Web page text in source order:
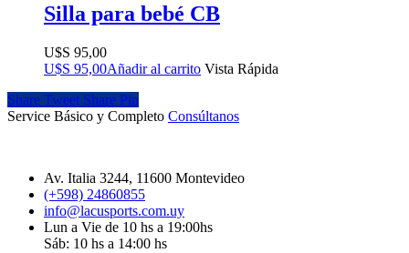
Silla para bebé CB
$
95,00
$
95,00Añadir al carrito Vista Rápida
Share Tweet Share Pin
Service Básico y Completo Consúltanos
Av. Italia 3244, 11600 Montevideo
(+598) 24860855
info@lacusports.com.uy
Lun a Vie de 10 hs a 19:00hs
Sáb: 10 hs a 14:00 hs